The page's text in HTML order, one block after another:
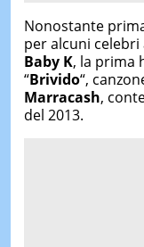
Nonostante
per alcuni
Baby K, la prima
“Brivido“,
Marracash,
del 2013.